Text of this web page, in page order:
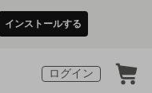
インストールする
ログイン